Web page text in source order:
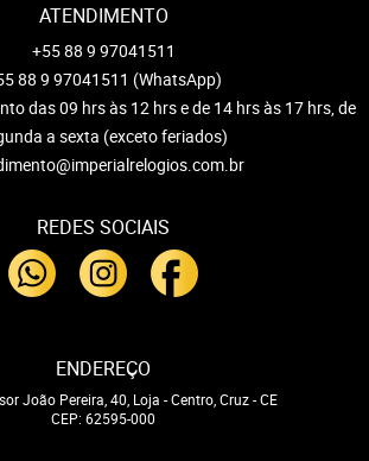
ATENDIMENTO
+55 88 9 97041511
88 9 97041511 (WhatsApp)
das 09 hrs às 12 hrs e de 14 hrs às 17 hrs, de
a sexta (exceto feriados)
REDES SOCIAIS
ENDEREÇO
João Pereira, 40, Loja -Centro, Cruz-CE
CEP: 62595-000